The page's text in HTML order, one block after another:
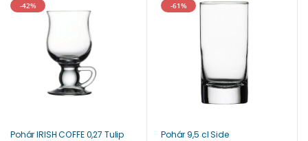
-42%
Pohár IRISH COFFE 0,27 Tulip
-61%
Pohár 9,5 cl Side